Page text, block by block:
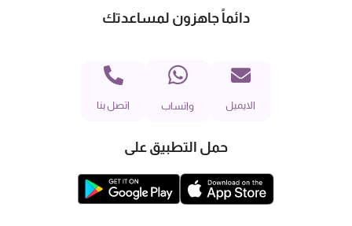
دائماً جاهزون لمساعدتك
الايميل واتساب اتصل بنا
حمل التطبيق على